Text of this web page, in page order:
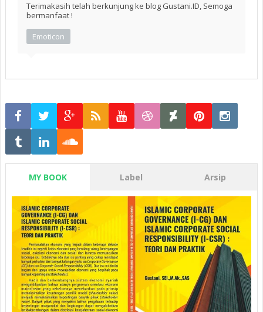
Terimakasih telah berkunjung ke blog Gustani.ID, Semoga
bermanfaat !
Emoticon
MY BOOK Label Arsip